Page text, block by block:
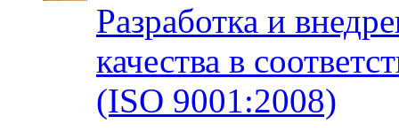
Разработка и
качества в
(ISO 9001:2008)